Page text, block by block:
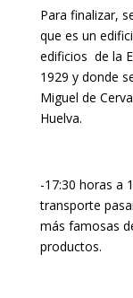
Para finalizar,
que es un
edificios de la
1929 y donde
Miguel de
Huelva.
-17:30 horas a
transporte
más famosas
productos.